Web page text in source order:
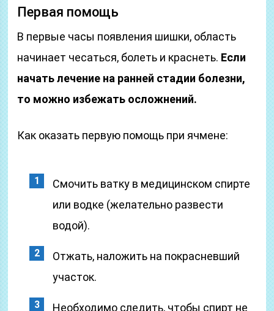
Первая помощь
В первые часы появления шишки, область
начинает чесаться, болеть и краснеть. Если
начать лечение на ранней стадии болезни,
то можно избежать осложнений.
Как оказать первую помощь при ячмене:
Смочить ватку в медицинском спирте
или водке (желательно развести
водой).
Отжать, наложить на покрасневший
участок.
Необходимо следить, чтобы спирт не